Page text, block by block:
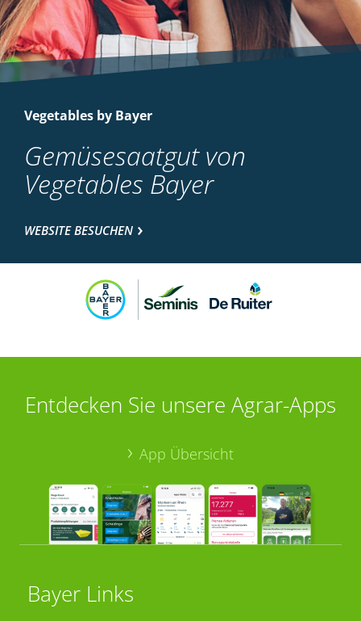
Vegetables by Bayer
Gemüsesaatgut von
Vegetables Bayer
WEBSITE BESUCHEN
Entdecken Sie unsere Agrar-Apps
App Übersicht
Bayer Links